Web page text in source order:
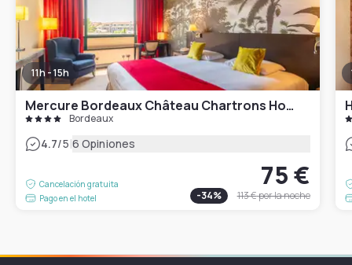
11h - 15h
Mercure Bordeaux Château Chartrons Hotel
Bordeaux
4.7/5|6 Opiniones
Cancelación gratuita
Pago en el hotel
75 €
-34% 113 €por la noche